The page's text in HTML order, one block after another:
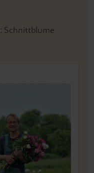
: Schnittblume